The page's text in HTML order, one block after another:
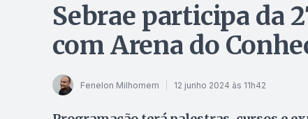
Sebrae participa da
com Arena do
Fenelon Milhomem 12 junho 2024 às 11h42